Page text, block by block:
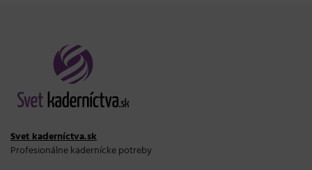
Svet kaderníctva.sk
Profesionálne kadernícke potreby